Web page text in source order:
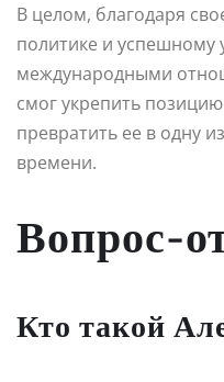
В целом, благодаря
политике и успешному
международными
смог укрепить
превратить ее в одну
времени.
Вопрос-
Кто такой